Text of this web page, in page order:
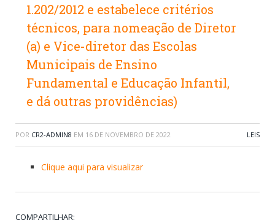
1.202/2012 e estabelece critérios
técnicos, para nomeação de Diretor
(a) e Vice-diretor das Escolas
Municipais de Ensino
Fundamental e Educação Infantil,
e dá outras providências)
POR CR2-ADMIN8 EM 16 DE NOVEMBRO DE 2022 LEIS
Clique aqui para visualizar
COMPARTILHAR: